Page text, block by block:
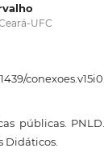
UFC
públicas.
Didáticos.